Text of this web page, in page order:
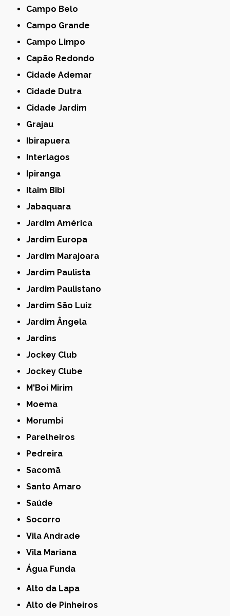
Campo Belo
Campo Grande
Campo Limpo
Capão Redondo
Cidade Ademar
Cidade Dutra
Cidade Jardim
Grajau
Ibirapuera
Interlagos
Ipiranga
Itaim Bibi
Jabaquara
Jardim América
Jardim Europa
Jardim Marajoara
Jardim Paulista
Jardim Paulistano
Jardim São Luiz
Jardim Ângela
Jardins
Jockey Club
Jockey Clube
M'Boi Mirim
Moema
Morumbi
Parelheiros
Pedreira
Sacomã
Santo Amaro
Saúde
Socorro
Vila Andrade
Vila Mariana
Água Funda
Alto da Lapa
Alto de Pinheiros